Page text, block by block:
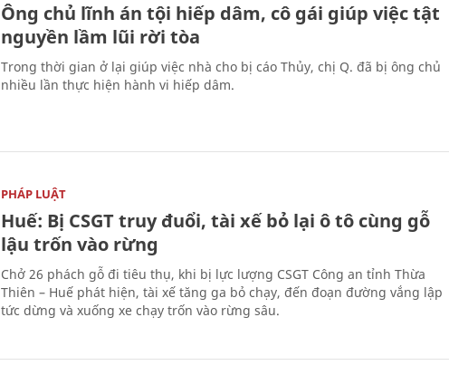
Ông chủ lĩnh án tội hiếp dâm, cô gái giúp việc tật
nguyền lầm lũi rời tòa
Trong thời gian ở lại giúp việc nhà cho bị cáo Thủy, chị Q. đã bị ông chủ
nhiều lần thực hiện hành vi hiếp dâm.
PHÁP LUẬT
Huế: Bị CSGT truy đuổi, tài xế bỏ lại ô tô cùng gỗ
lậu trốn vào rừng
Chở 26 phách gỗ đi tiêu thụ, khi bị lực lượng CSGT Công an tỉnh Thừa
Thiên – Huế phát hiện, tài xế tăng ga bỏ chạy, đến đoạn đường vắng lập
tức dừng và xuống xe chạy trốn vào rừng sâu.